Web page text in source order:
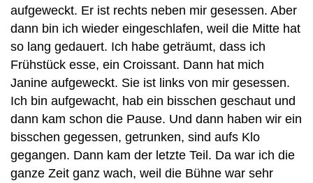
aufgeweckt. Er ist rechts neben mir gesessen. Aber
dann bin ich wieder eingeschlafen, weil die Mitte hat
so lang gedauert. Ich habe geträumt, dass ich
Frühstück esse, ein Croissant. Dann hat mich
Janine aufgeweckt. Sie ist links von mir gesessen.
Ich bin aufgewacht, hab ein bisschen geschaut und
dann kam schon die Pause. Und dann haben wir ein
bisschen gegessen, getrunken, sind aufs Klo
gegangen. Dann kam der letzte Teil. Da war ich die
ganze Zeit ganz wach, weil die Bühne war sehr